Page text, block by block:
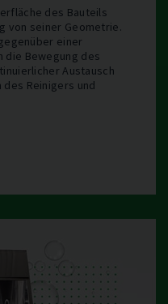
des Bauteils
von seiner Geometrie.
einer
die Bewegung des
Austausch
Reinigers und